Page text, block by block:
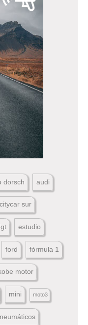
dorsch audi
citycar sur
estudio
ford fórmula 1
motor
mini moto3
neumáticos